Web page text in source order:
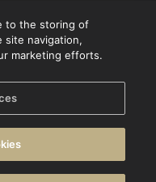
to the storing of
site navigation,
marketing efforts.